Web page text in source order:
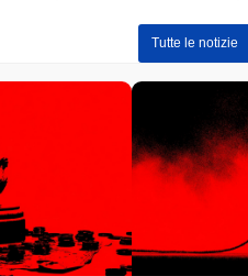
Tutte le notizie